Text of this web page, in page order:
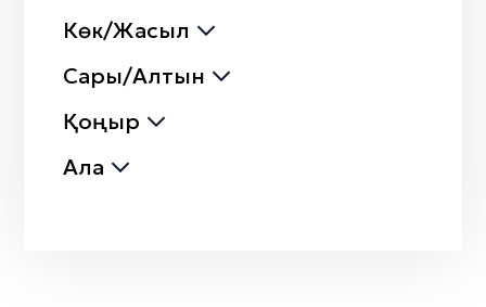
Көк/Жасыл
Сары/Алтын
Қоңыр
Ала